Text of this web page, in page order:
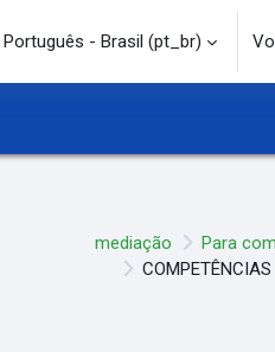
de pesquisa
Português - Brasil ‎(pt_br)‎
mediação Para
COMPETÊNCIAS